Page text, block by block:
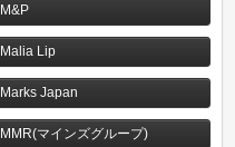
M&P
Malia Lip
Marks Japan
MMR(マインズグループ)